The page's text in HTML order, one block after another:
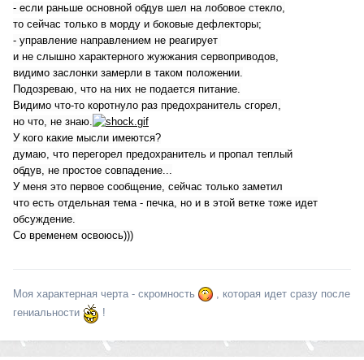
- если раньше основной обдув шел на лобовое стекло,
то сейчас только в морду и боковые дефлекторы;
- управление направлением не реагирует
и не слышно характерного жужжания сервоприводов,
видимо заслонки замерли в таком положении.
Подозреваю, что на них не подается питание.
Видимо что-то коротнуло раз предохранитель сгорел,
но что, не знаю.
У кого какие мысли имеются?
думаю, что перегорел предохранитель и пропал теплый
обдув, не простое совпадение...
У меня это первое сообщение, сейчас только заметил
что есть отдельная тема - печка, но и в этой ветке тоже идет
обсуждение.
Со временем освоюсь)))
Моя характерная черта - скромность
, которая идет сразу после
гениальности
!